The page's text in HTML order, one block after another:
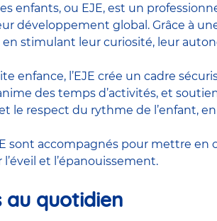
enfants, ou EJE, est un
développement global. Grâce à
stimulant leur curiosité, leur
enfance, l’EJE crée un cadre
des temps d’activités, et
le respect du rythme de l’enfant,
sont accompagnés pour mettre en
et l’épanouissement.
au quotidien